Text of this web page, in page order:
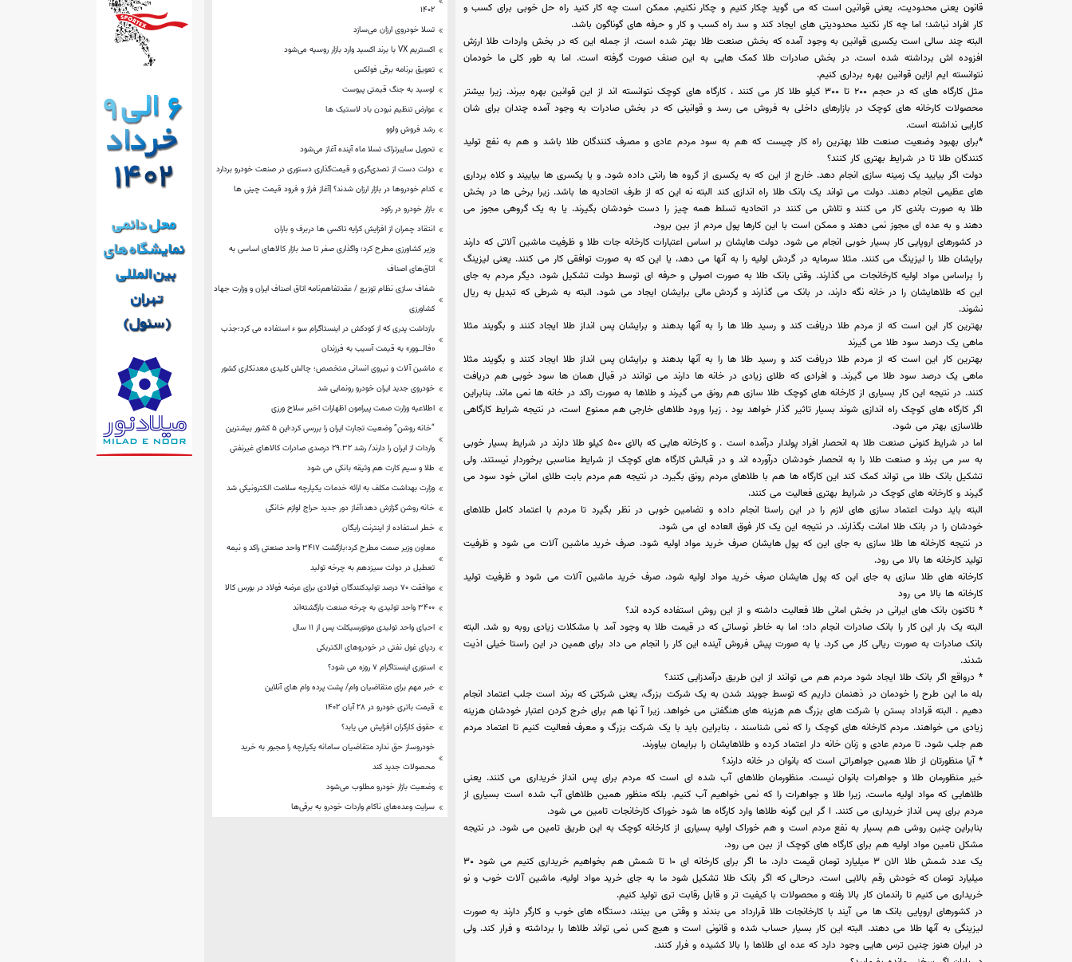
قانون یعنی محدودیت، یعنی قوانین است که می گوید چکار کنیم و چکار نکنیم. ممکن است چه کار کنید راه حل خوبی برای کسب و
کار افراد نباشد؛ اما چه کار نکنید محدودیتی های ایجاد کند و سد راه کسب و کار و حرفه های گوناگون باشد.
البته چند سالی است یکسری قوانین به وجود آمده که بخش صنعت طلا بهتر شده است. از جمله این که در بخش واردات طلا ارزش
افزوده اش برداشته شده است. در بخش صادرات طلا کمک هایی به این صنف صورت گرفته است. اما به طور کلی ما خودمان
نتوانسته ایم ازاین قوانین بهره برداری کنیم.
مثل کارگاه های که در حجم ۲۰۰ تا ۳۰۰ کیلو طلا کار می کنند ، کارگاه های کوچک نتوانسته اند از این قوانین بهره ببرند. زیرا بیشتر
محصولات کارخانه های کوچک در بازارهای داخلی به فروش می رسد و قوانینی که در بخش صادرات به وجود آمده چندان برای شان
کارایی نداشته است.
*برای بهبود وضعیت صنعت طلا بهترین راه کار چیست که هم به سود مردم عادی و مصرف کنندگان طلا باشد و هم به نفع تولید
کنندگان طلا تا در شرایط بهتری کار کنند؟
دولت اگر بیایید یک زمینه سازی انجام دهد. خارج از این که به یکسری از گروه ها رانتی داده شود. و یا یکسری ها بیاییند و کلاه برداری
های عظیمی انجام دهند. دولت می تواند یک بانک طلا راه اندازی کند البته نه این که از طرف اتحادیه ها باشد. زیرا برخی ها در بخش
طلا به صورت باندی کار می کنند و تلاش می کنند در اتحادیه تسلط همه چیز را دست خودشان بگیرند. یا به یک گروهی مجوز می
دهند و به عده ای مجوز نمی دهند و ممکن است با این کارها پول مردم از بین برود.
در کشورهای اروپایی کار بسیار خوبی انجام می شود. دولت هایشان بر اساس اعتبارات کارخانه جات طلا و ظرفیت ماشین آلاتی که دارند
برایشان طلا را لیزینگ می کنند. مثلا سرمایه در گردش اولیه را به آنها می دهد، یا این که به صورت توافقی کار می کنند. یعنی لیزینگ
را براساس مواد اولیه کارخانجات می گذارند. وقتی بانک طلا به صورت اصولی و حرفه ای توسط دولت تشکیل شود، دیگر مردم به جای
این که طلاهایشان را در خانه نگه دارند، در بانک می گذارند و گردش مالی برایشان ایجاد می شود. البته به شرطی که تبدیل به ریال
نشوند.
بهترین کار این است که از مردم طلا دریافت کند و رسید طلا ها را به آنها بدهند و برایشان پس انداز طلا ایجاد کنند و بگویند مثلا
ماهی یک درصد سود طلا می گیرند
بهترین کار این است که از مردم طلا دریافت کند و رسید طلا ها را به آنها بدهند و برایشان پس انداز طلا ایجاد کنند و بگویند مثلا
ماهی یک درصد سود طلا می گیرند. و افرادی که طلای زیادی در خانه ها دارند می توانند در قبال همان ها سود خوبی هم دریافت
کنند. در نتیجه این کار بسیاری از کارخانه های کوچک طلا سازی هم رونق می گیرند و طلاها به صورت راکد در خانه ها نمی ماند. بنابراین
اگر کارگاه های کوچک راه اندازی شوند بسیار تاثیر گذار خواهد بود . زیرا ورود طلاهای خارجی هم ممنوع است، در نتیجه شرایط کارگاهی
طلاسازی بهتر می شود.
اما در شرایط کنونی صنعت طلا به انحصار افراد پولدار درآمده است . و کارخانه هایی که بالای ۵۰۰ کیلو طلا دارند در شرایط بسیار خوبی
به سر می برند و صنعت طلا را به انحصار خودشان درآورده اند و در قبالش کارگاه های کوچک از شرایط مناسبی برخوردار نیستند. ولی
تشکیل بانک طلا می تواند کمک کند این کارگاه ها هم با طلاهای مردم رونق بگیرد. در نتیجه هم مردم بابت طلای امانی خود سود می
گیرند و کارخانه های کوچک در شرایط بهتری فعالیت می کنند.
البته باید دولت اعتماد سازی های لازم را در این راستا انجام داده و تضامین خوبی در نظر بگیرد تا مردم با اعتماد کامل طلاهای
خودشان را در بانک طلا امانت بگذارند. در نتیجه این یک کار فوق العاده ای می شود.
در نتیجه کارخانه ها طلا سازی به جای این که پول هایشان صرف خرید مواد اولیه شود. صرف خرید ماشین آلات می شود و ظرفیت
تولید کارخانه ها بالا می رود.
کارخانه های طلا سازی به جای این که پول هایشان صرف خرید مواد اولیه شود، صرف خرید ماشین آلات می شود و ظرفیت تولید
کارخانه ها بالا می رود
* تاکنون بانک های ایرانی در بخش امانی طلا فعالیت داشته و از این روش استفاده کرده اند؟
البته یک بار این کار را بانک صادرات انجام داد؛ اما به خاطر نوساتی که در قیمت طلا به وجود آمد با مشکلات زیادی روبه رو شد. البته
بانک صادرات به صورت ریالی کار می کرد. یا به صورت پیش فروش آینده این کار را انجام می داد برای همین در این راستا خیلی اذیت
شدند.
* درواقع اگر بانک طلا ایجاد شود مردم هم می توانند از این طریق درآمدزایی کنند؟
بله ما این طرح را خودمان در ذهنمان داریم که توسط جویند شدن به یک شرکت بزرگ، یعنی شرکتی که برند است جلب اعتماد انجام
دهیم . البته قراداد بستن با شرکت های بزرگ هم هزینه های هنگفتی می خواهد. زیرا آ نها هم برای خرج کردن اعتبار خودشان هزینه
زیادی می خواهند. مردم کارخانه های کوچک را که نمی شناسند ، بنابراین باید با یک شرکت بزرگ و معرف فعالیت کنیم تا اعتماد مردم
هم جلب شود. تا مردم عادی و زنان خانه دار اعتماد کرده و طلاهایشان را برایمان بیاورند.
* آیا منظورتان از طلا همین جواهراتی است که بانوان در خانه دارند؟
خیر منظورمان طلا و جواهرات بانوان نیست. منظورمان طلاهای آب شده ای است که مردم برای پس انداز خریداری می کنند. یعنی
طلاهایی که مواد اولیه ماست. زیرا طلا و جواهرات را که نمی خواهیم آب کنیم. بلکه منظور همین طلاهای آب شده است بسیاری از
مردم برای پس انداز خریداری می کنند. ا گر این گونه طلاها وارد کارگاه ها شود خوراک کارخانجات تامین می شود.
بنابراین چنین روشی هم بسیار به نفع مردم است و هم خوراک اولیه بسیاری از کارخانه کوچک به این طریق تامین می شود. در نتیجه
مشکل تامین مواد اولیه هم برای کارگاه های کوچک از بین می رود.
یک عدد شمش طلا الان ۳ میلیارد تومان قیمت دارد. ما اگر برای کارخانه ای ۱۰ تا شمش هم بخواهیم خریداری کنیم می شود ۳۰
میلیارد تومان که خودش رقم بالایی است. درحالی که اگر بانک طلا تشکیل شود ما به جای خرید مواد اولیه، ماشین آلات خوب و نو
خریداری می کنیم تا راندمان کار بالا رفته و محصولات با کیفیت تر و قابل رقابت تری تولید کنیم.
در کشورهای اروپایی بانک ها می آیند با کارخانجات طلا قرارداد می بندند و وقتی می بینند، دستگاه های خوب و کارگر دارند به صورت
لیزینگی به آنها طلا می دهند. البته این کار بسیار حساب شده و قانونی است و هیچ کس نمی تواند طلاها را برداشته و فرار کند. ولی
در ایران هنوز چنین ترس هایی وجود دارد که عده ای طلاها را بالا کشیده و فرار کنند.
۱۴۰۲
تسلا خودروی ارزان می‌سازد
اکستریم VX با برند اکسید وارد بازار روسیه می‌شود
تعویق برنامه برقی فولکس
لوسید به جنگ قیمتی پیوست
عوارض تنظیم نبودن باد لاستیک ها
رشد فروش ولوو
تحویل سایبرتراک تسلا ماه آینده آغاز می‌شود
دولت دست از تصدی‌گری و قیمت‌گذاری دستوری در صنعت خودرو بردارد
کدام خودروها در بازار ارزان شدند؟ |آغاز فراز و فرود قیمت چینی ها
بازار خودرو در رکود
انتقاد چمران از افزایش کرایه‌ تاکسی‌ ها دربرف و باران
وزیر کشاورزی مطرح کرد؛ واگذاری صفر تا صد بازار کالاهای اساسی به
اتاق‌های اصناف
شفاف سازی نظام توزیع / عقدتفاهم‌نامه اتاق اصناف ایران و وزارت جهاد
کشاورزی
بازداشت پدری که از کودکش در اینستاگرام سو ء استفاده می کرد؛جذب
«فالــوور» به قیمت آسیب به فرزندان
ماشین آلات و نیروی انسانی متخصص؛ چالش کلیدی معدنکاری کشور
خودروی جدید ایران خودرو رونمایی شد
اطلاعیه وزارت صمت پیرامون اظهارات اخیر سلاح‌ ورزی
“خانه روشن” وضعیت تجارت ایران را بررسی کرد؛این ۵ کشور بیشترین
واردات از ایران را دارند/ رشد ۲۹.۳۲ درصدی صادرات کالاهای غیرنفتی
طلا و سیم کارت هم وثیقه بانکی می شود
وزارت بهداشت مکلف به ارائه خدمات یکپارچه سلامت الکترونیکی شد
خانه روشن گزازش دهد؛آغاز دور جدید حراج لوازم خانگی
خطر استفاده از اینترنت رایگان
معاون وزیر صمت مطرح کرد؛بازگشت ۳۴۱۷ واحد صنعتی راکد و نیمه
تعطیل در دولت سیزدهم به چرخه تولید
موافقت ۷۰ درصد تولیدکنندگان فولادی برای عرضه فولاد در بورس کالا
۳۴۰۰ واحد تولیدی به چرخه صنعت بازگشته‌اند
احیای واحد تولیدی موتورسیکلت پس از ۱۱ سال
ردپای غول نفتی در خودروهای الکتریکی
استوری اینستاگرام ۷ روزه می شود؟
خبر مهم برای متقاضیان وام/ پشت پرده وام های آنلاین
قیمت باتری خودرو در ۲۸ آبان ۱۴۰۲
حقوق کارگران افزایش می یابد؟
خودروساز حق ندارد متقاضیان سامانه یکپارچه را مجبور به خرید
محصولات جدید کند
وضعیت بازار خودرو مطلوب می‌شود
سرایت وعده‌های ناکام واردات خودرو به برقی‌ها